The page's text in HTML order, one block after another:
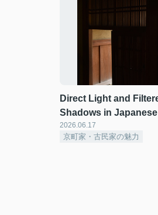
Direct Light and
Shadows in
2026.06.17
京町家・古民家の魅力